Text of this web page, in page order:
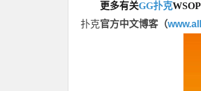
更多有关GG扑克WSOP
扑克官方中文博客（